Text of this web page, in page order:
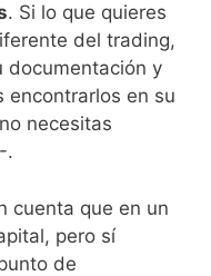
. Si lo que quieres
del trading​,
y
encontrarlos en su
necesitas
.
cuenta que en un
pero sí
de